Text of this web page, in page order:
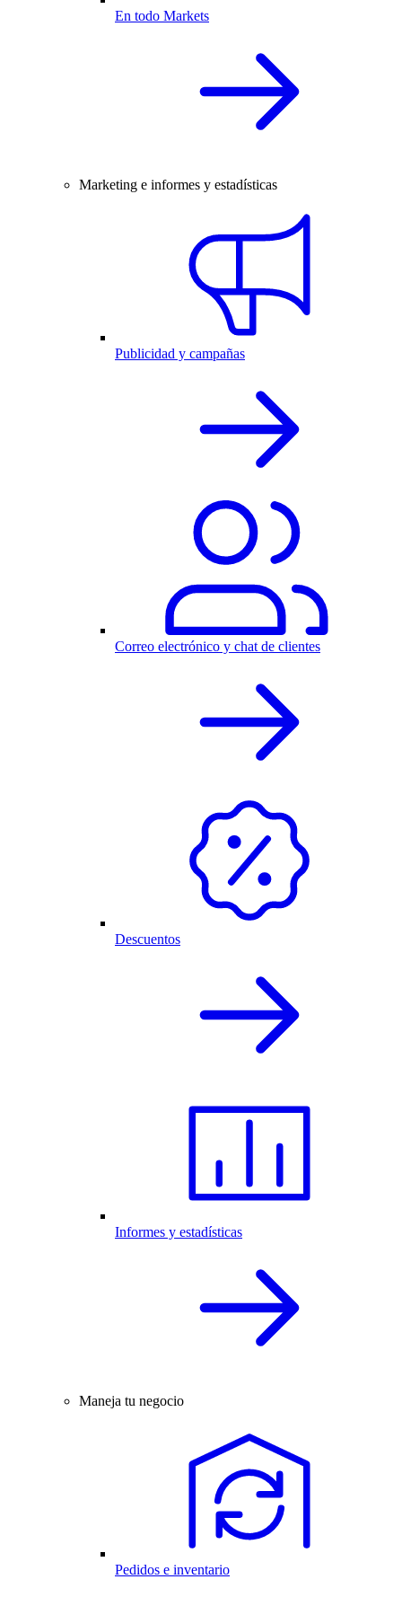
En todo Markets
Marketing e informes y estadísticas
Publicidad y campañas
Correo electrónico y chat de clientes
Descuentos
Informes y estadísticas
Maneja tu negocio
Pedidos e inventario